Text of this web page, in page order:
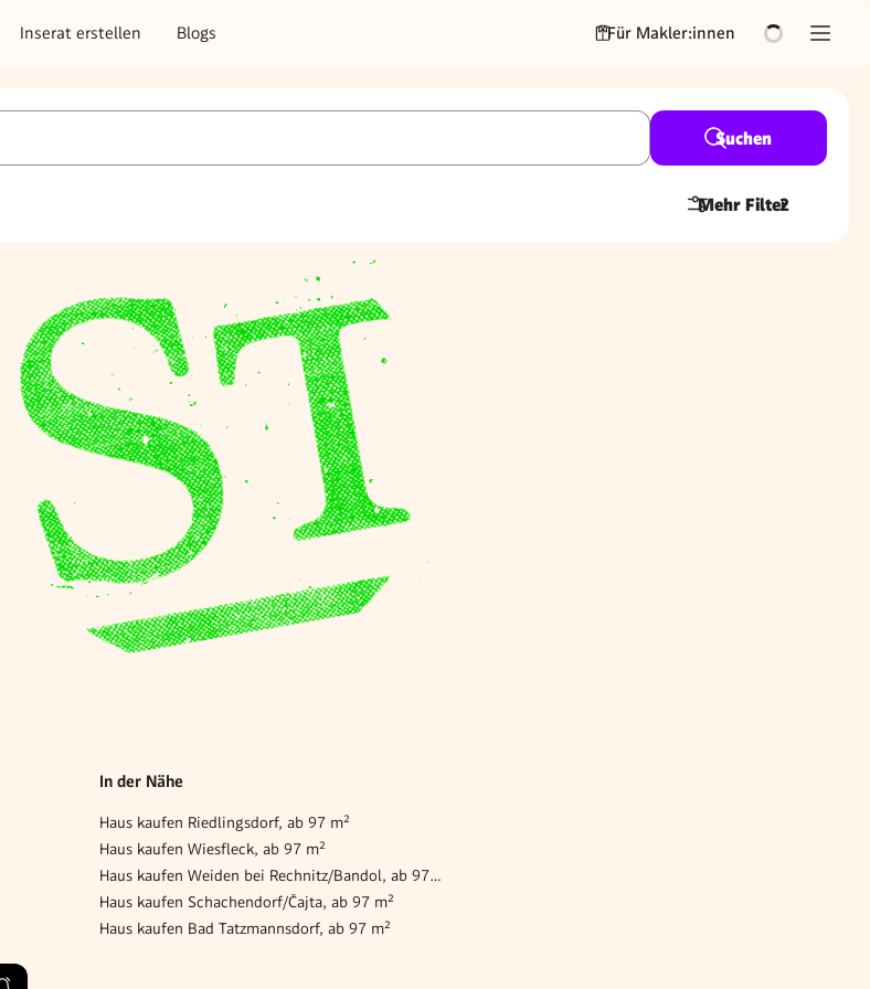
Inserat erstellen Blogs Für Makler:innen
Suchen
Mehr Filter
2
In der Nähe
Haus kaufen Riedlingsdorf, ab 97 m²
Haus kaufen Wiesfleck, ab 97 m²
Haus kaufen Weiden bei Rechnitz/Bandol, ab 97 m²
Haus kaufen Schachendorf/Čajta, ab 97 m²
Haus kaufen Bad Tatzmannsdorf, ab 97 m²